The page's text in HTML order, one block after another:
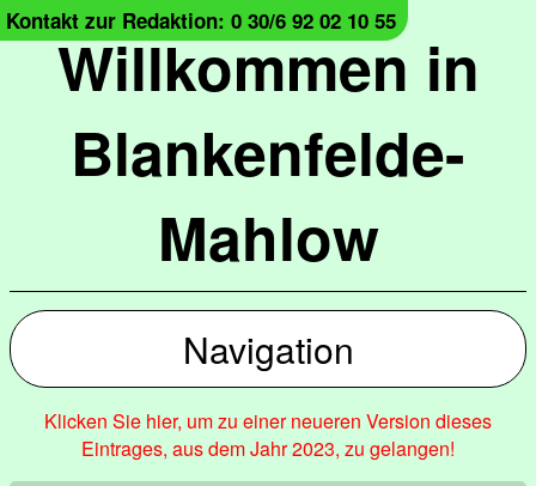
Willkommen in
Blankenfelde-
Mahlow
Kontakt zur Redaktion: 0 30/6 92 02 10 55
Navigation
Klicken Sie hier, um zu einer neueren Version dieses
Eintrages, aus dem Jahr 2023, zu gelangen!